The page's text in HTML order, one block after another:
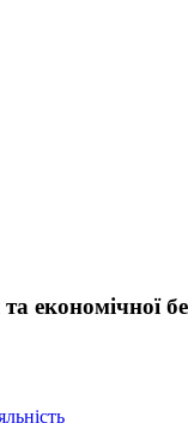
економічної